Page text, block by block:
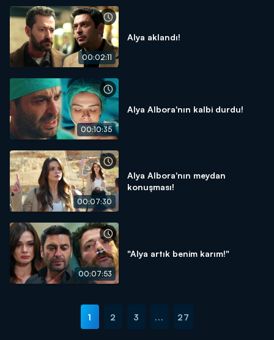
00:02:11
Alya aklandı!
00:10:35
Alya Albora'nın kalbi durdu!
00:07:30
Alya Albora'nın meydan
konuşması!
00:07:53
"Alya artık benim karım!"
1 2 3 ... 27